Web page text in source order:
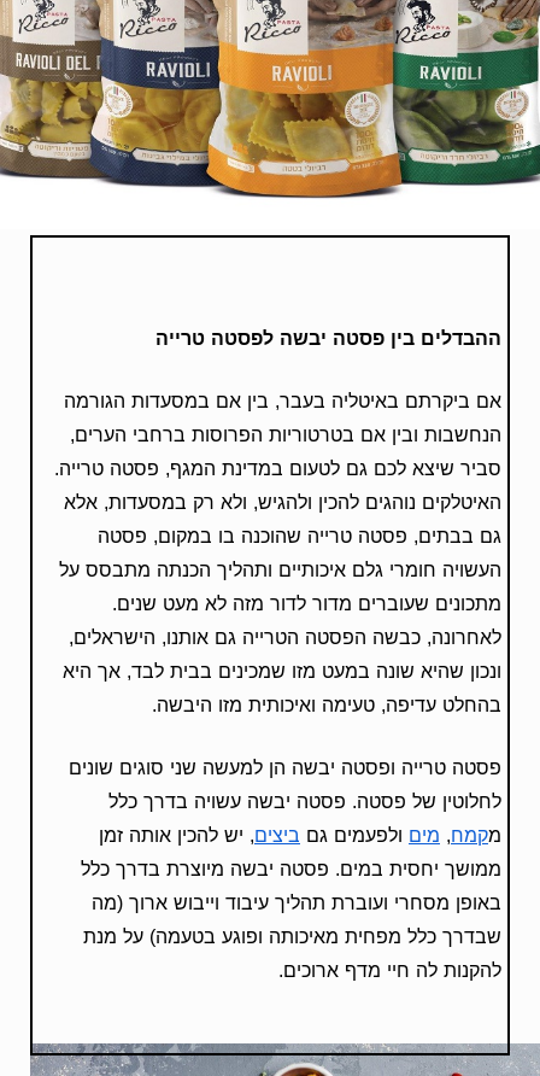
ההבדלים בין פסטה יבשה לפסטה טרייה
אם ביקרתם באיטליה בעבר, בין אם במסעדות הגורמה
הנחשבות ובין אם בטרטוריות הפרוסות ברחבי הערים,
סביר שיצא לכם גם לטעום במדינת המגף, פסטה טרייה.
האיטלקים נוהגים להכין ולהגיש, ולא רק במסעדות, אלא
גם בבתים, פסטה טרייה שהוכנה בו במקום, פסטה
העשויה חומרי גלם איכותיים ותהליך הכנתה מתבסס על
מתכונים שעוברים מדור לדור מזה לא מעט שנים.
לאחרונה, כבשה הפסטה הטרייה גם אותנו, הישראלים,
ונכון שהיא שונה במעט מזו שמכינים בבית לבד, אך היא
בהחלט עדיפה, טעימה ואיכותית מזו היבשה.
פסטה טרייה ופסטה יבשה הן למעשה שני סוגים שונים
לחלוטין של פסטה. פסטה יבשה עשויה בדרך כלל
מקמח, מים ולפעמים גם ביצים, יש להכין אותה זמן
ממושך יחסית במים. פסטה יבשה מיוצרת בדרך כלל
באופן מסחרי ועוברת תהליך עיבוד וייבוש ארוך (מה
שבדרך כלל מפחית מאיכותה ופוגע בטעמה) על מנת
להקנות לה חיי מדף ארוכים.